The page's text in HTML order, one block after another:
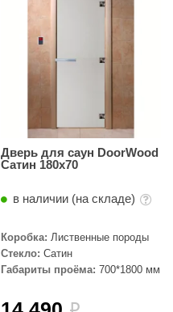
Дверь для саун DoorWood
Сатин 180х70
в наличии (на складе)
Коробка: Лиственные породы
Стекло: Сатин
Габариты проёма: 700*1800 мм
i